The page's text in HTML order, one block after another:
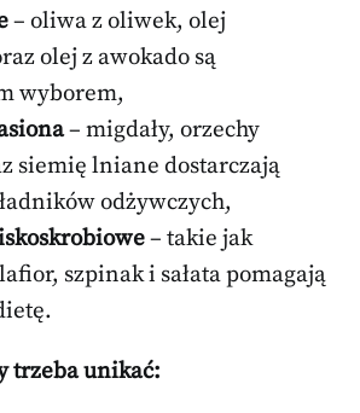
– oliwa z oliwek, olej
olej z awokado są
wyborem,
– migdały, orzechy
siemię lniane dostarczają
odżywczych,
– takie jak
szpinak i sałata pomagają
trzeba unikać: